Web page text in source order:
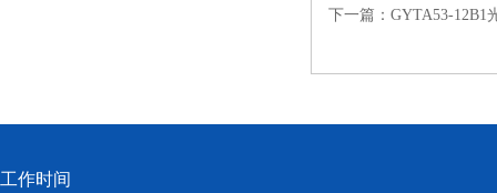
下一篇： GYTA53-12B1
工作时间